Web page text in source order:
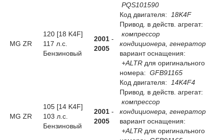
PQS101590
MG ZR
120 [18 K4F]
117 л.с.
Бензиновый
2001 -
2005
Код двигателя:
18K4F
Привод. в действ. агрегат:
компрессор
кондиционера, генератор
вариант оснащения:
+ALTR для оригинального
номера: GFB91165
MG ZR
105 [14 K4F]
103 л.с.
Бензиновый
2001 -
2005
Код двигателя:
14K4F4
Привод. в действ. агрегат:
компрессор
кондиционера, генератор
вариант оснащения:
+ALTR для оригинального